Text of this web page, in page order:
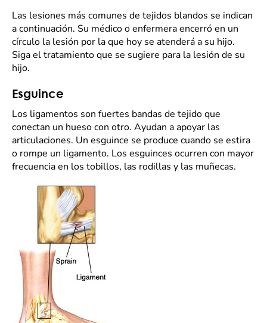
Las lesiones más comunes de tejidos blandos se indican
a continuación. Su médico o enfermera encerró en un
círculo la lesión por la que hoy se atenderá a su hijo.
Siga el tratamiento que se sugiere para la lesión de su
hijo.
Esguince
Los ligamentos son fuertes bandas de tejido que
conectan un hueso con otro. Ayudan a apoyar las
articulaciones. Un esguince se produce cuando se estira
o rompe un ligamento. Los esguinces ocurren con mayor
frecuencia en los tobillos, las rodillas y las muñecas.